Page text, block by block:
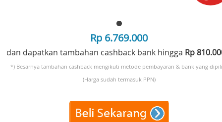
Rp 6.769.000
dan dapatkan tambahan cashback bank hingga Rp
*) Besarnya tambahan cashback mengikuti metode pembayaran & bank yang
(Harga sudah termasuk PPN)